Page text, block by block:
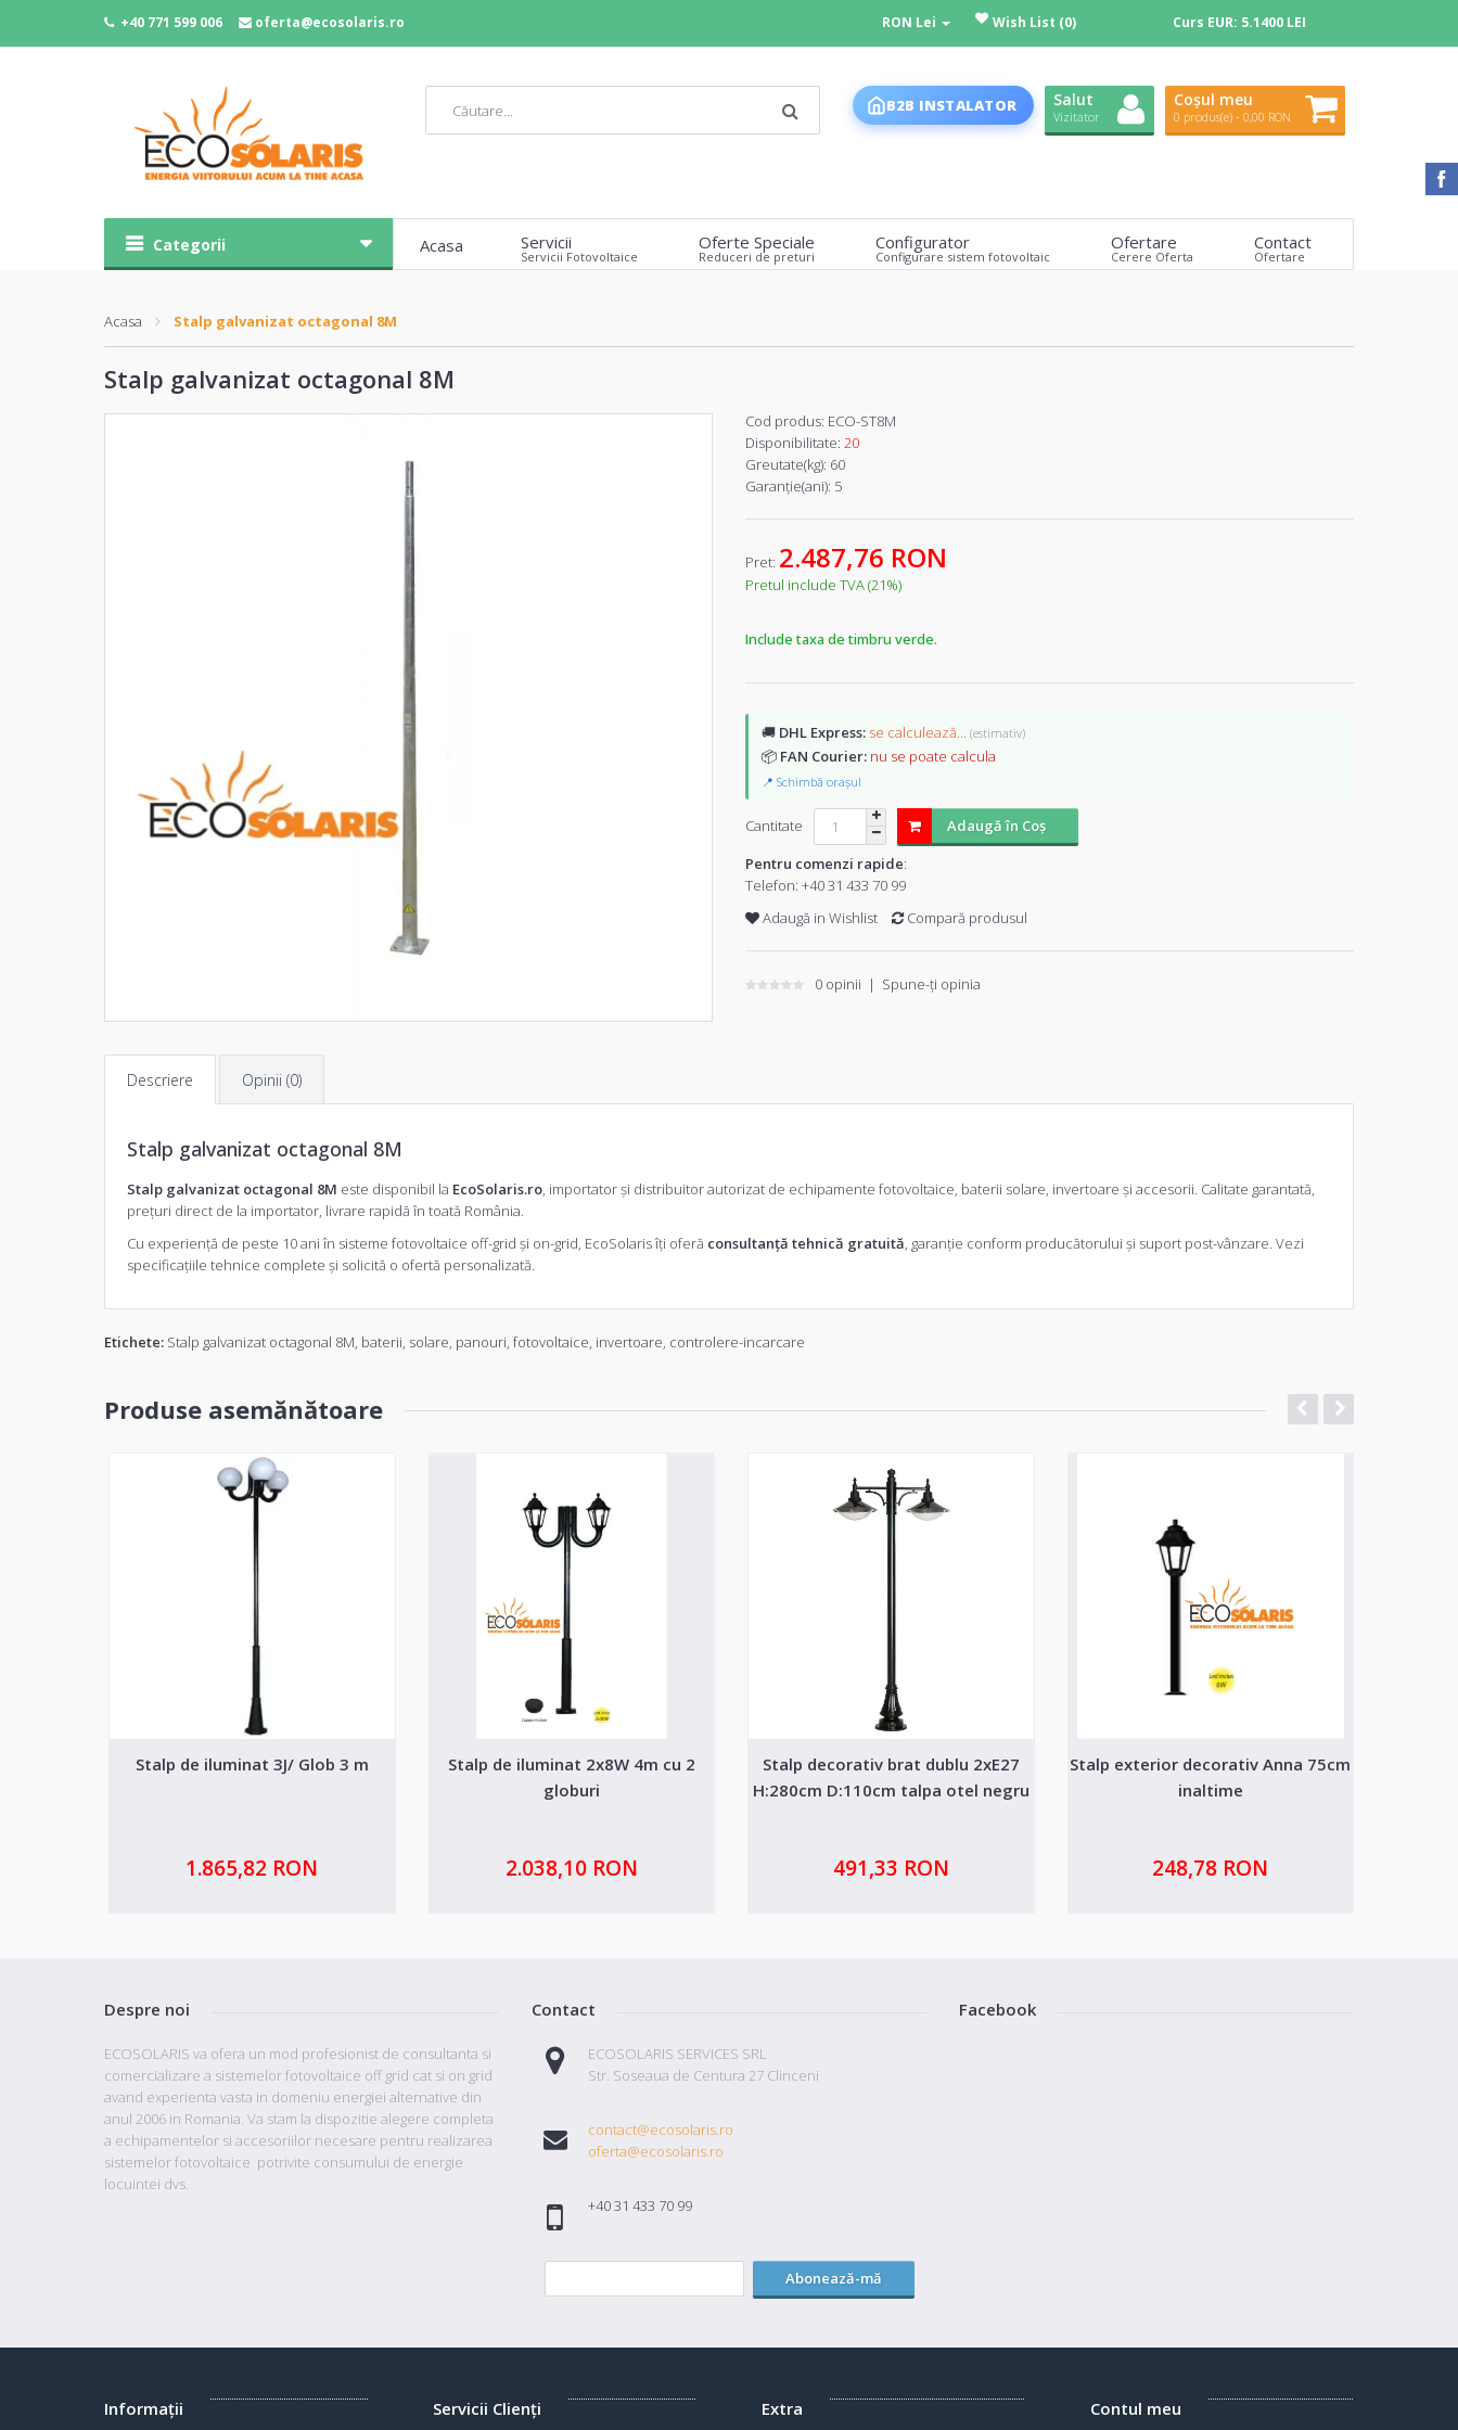
+40 771 599 006 oferta@ecosolaris.ro RON Lei Wish List (0) Curs EUR: 5.1400 LEI
B2B INSTALATOR Salut
Vizitator
Coșul meu
0 produs(e) - 0,00 RON
Categorii Acasa Servicii
Servicii Fotovoltaice
Oferte Speciale
Reduceri de preturi
Configurator
Configurare sistem fotovoltaic
Ofertare
Cerere Oferta
Contact
Ofertare
Acasa Stalp galvanizat octagonal 8M
Stalp galvanizat octagonal 8M
Cod produs: ECO-ST8M
Disponibilitate: 20
Greutate(kg): 60
Garanţie(ani): 5
Pret: 2.487,76 RON
Pretul include TVA (21%)
Include taxa de timbru verde.
🚚 DHL Express: se calculează... (estimativ)
📦 FAN Courier: nu se poate calcula
📍 Schimbă orașul
Cantitate
Adaugă în Coş
Pentru comenzi rapide:
Telefon: +40 31 433 70 99
Adaugă in Wishlist
Compară produsul
0 opinii | Spune-ţi opinia
Descriere Opinii (0)
Stalp galvanizat octagonal 8M
Stalp galvanizat octagonal 8M este disponibil la EcoSolaris.ro, importator și distribuitor autorizat de echipamente fotovoltaice, baterii solare, invertoare și accesorii. Calitate garantată,
prețuri direct de la importator, livrare rapidă în toată România.
Cu experiență de peste 10 ani în sisteme fotovoltaice off-grid și on-grid, EcoSolaris îți oferă consultanță tehnică gratuită, garanție conform producătorului și suport post-vânzare. Vezi
specificațiile tehnice complete și solicită o ofertă personalizată.
Etichete: Stalp galvanizat octagonal 8M, baterii, solare, panouri, fotovoltaice, invertoare, controlere-incarcare
Produse asemănătoare
Stalp de iluminat 3J/ Glob 3 m
1.865,82 RON
Stalp de iluminat 2x8W 4m cu 2
globuri
2.038,10 RON
Stalp decorativ brat dublu 2xE27
H:280cm D:110cm talpa otel negru
491,33 RON
Stalp exterior decorativ Anna 75cm
inaltime
248,78 RON
Despre noi
ECOSOLARIS va ofera un mod profesionist de consultanta si
comercializare a sistemelor fotovoltaice off grid cat si on grid
avand experienta vasta in domeniu energiei alternative din
anul 2006 in Romania. Va stam la dispozitie alegere completa
a echipamentelor si accesoriilor necesare pentru realizarea
sistemelor fotovoltaice potrivite consumului de energie
locuintei dvs.
Contact
ECOSOLARIS SERVICES SRL
Str. Soseaua de Centura 27 Clinceni
contact@ecosolaris.ro
oferta@ecosolaris.ro
+40 31 433 70 99
Facebook
Abonează-mă
Informaţii Servicii Clienţi Extra Contul meu